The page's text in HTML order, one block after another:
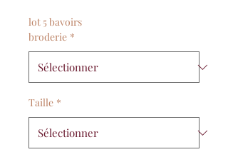
lot 5 bavoirs
broderie *
Taille *